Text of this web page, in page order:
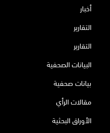
أخبار
التقارير
التقارير
البيانات الصحفية
بيانات صحفية
مقالات الرأي
الأوراق البحثية